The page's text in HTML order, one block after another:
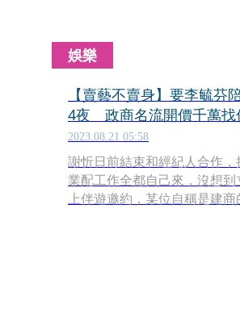
娛樂
【賣藝不賣身】要李毓芬
4夜 政商名流開價千萬找
2023.08.21 05:58
謝忻日前結束和經紀人合作，
業配工作全都自己來，沒想到
上伴遊邀約，某位自稱是建商